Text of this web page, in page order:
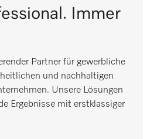
Immer
Partner für gewerbliche
und nachhaltigen
Unsere Lösungen
Ergebnisse mit erstklassiger